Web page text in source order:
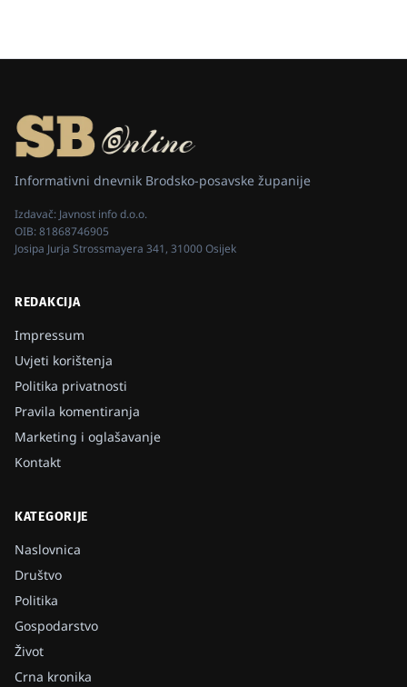
Informativni dnevnik Brodsko-posavske županije
Izdavač: Javnost info d.o.o.
OIB:81868746905
Josipa Jurja Strossmayera 341, 31000 Osijek
REDAKCIJA
Impressum
Uvjeti korištenja
Politika privatnosti
Pravila komentiranja
Marketing i oglašavanje
Kontakt
KATEGORIJE
Naslovnica
Društvo
Politika
Gospodarstvo
Život
Crna kronika